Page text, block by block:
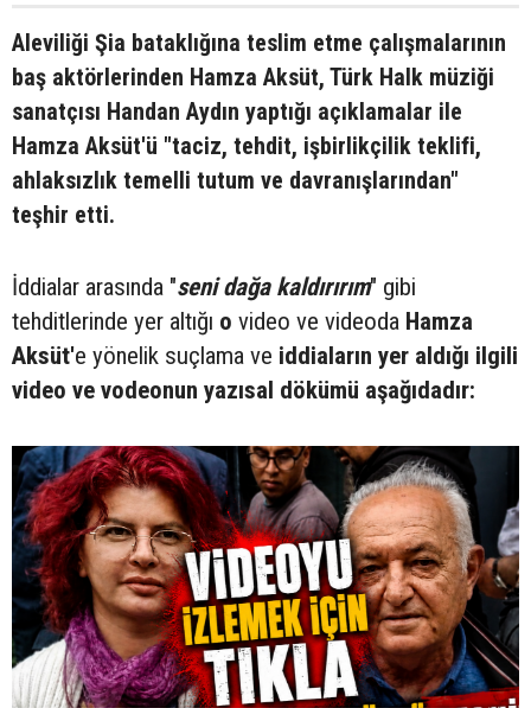
Aleviliği Şia bataklığına teslim etme çalışmalarının
baş aktörlerinden Hamza Aksüt, Türk Halk müziği
sanatçısı Handan Aydın yaptığı açıklamalar ile
Hamza Aksüt'ü "taciz, tehdit, işbirlikçilik teklifi,
ahlaksızlık temelli tutum ve davranışlarından"
teşhir etti.
İddialar arasında "seni dağa kaldırırım" gibi
tehditlerinde yer altığı o video ve videoda Hamza
Aksüt'e yönelik suçlama ve iddiaların yer aldığı ilgili
video ve vodeonun yazısal dökümü aşağıdadır: